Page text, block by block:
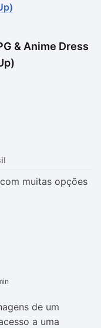
Ver mais
Ver mais
& Anime Dress
muitas opções
de um
a uma